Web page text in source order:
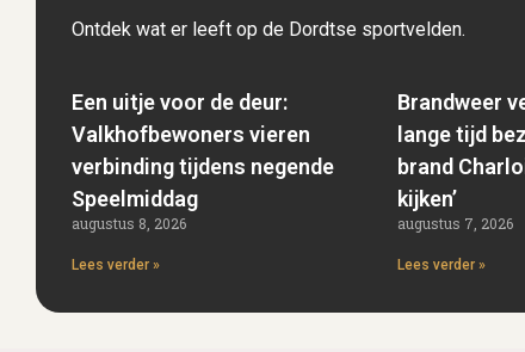
Ontdek wat er leeft op de Dordtse sportvelden.
Een uitje voor de deur:
Valkhofbewoners vieren
verbinding tijdens negende
Speelmiddag
augustus 8, 2026
Lees verder »
Brandweer
lange tijd
brand
kijken’
augustus 7, 2026
Lees verder »